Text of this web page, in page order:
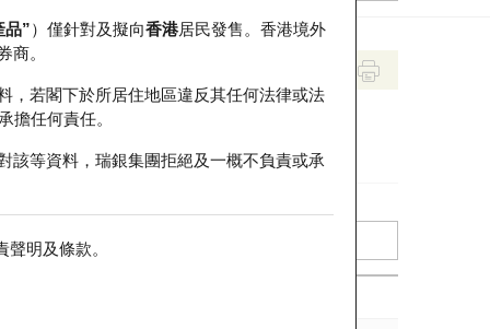
品”）僅針對及擬向香港居民發售。香港境外
商。
，若閣下於所居住地區違反其任何法律或法
擔任何責任。
該等資料，瑞銀集團拒絕及一概不負責或承
聲明及條款。